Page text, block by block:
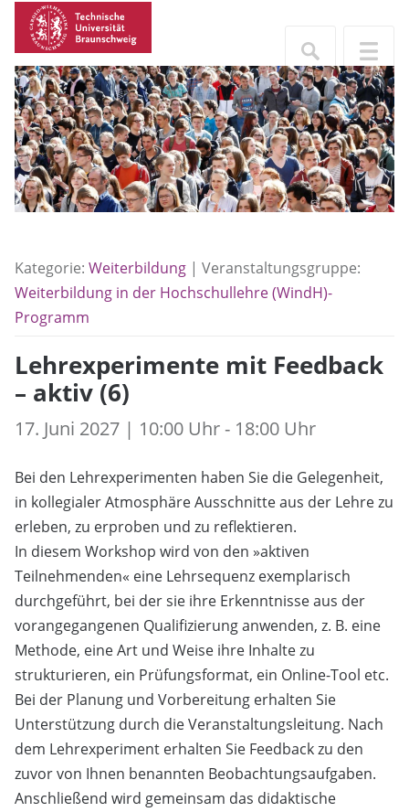
Kategorie: Weiterbildung | Veranstaltungsgruppe:
Weiterbildung in der Hochschullehre (WindH)-
Programm
Lehrexperimente mit Feedback
– aktiv (6)
17. Juni 2027 | 10:00 Uhr - 18:00 Uhr
Bei den Lehrexperimenten haben Sie die Gelegenheit,
in kollegialer Atmosphäre Ausschnitte aus der Lehre zu
erleben, zu erproben und zu reflektieren.
In diesem Workshop wird von den »aktiven
Teilnehmenden« eine Lehrsequenz exemplarisch
durchgeführt, bei der sie ihre Erkenntnisse aus der
vorangegangenen Qualifizierung anwenden, z. B. eine
Methode, eine Art und Weise ihre Inhalte zu
strukturieren, ein Prüfungsformat, ein Online-Tool etc.
Bei der Planung und Vorbereitung erhalten Sie
Unterstützung durch die Veranstaltungsleitung. Nach
dem Lehrexperiment erhalten Sie Feedback zu den
zuvor von Ihnen benannten Beobachtungsaufgaben.
Anschließend wird gemeinsam das didaktische